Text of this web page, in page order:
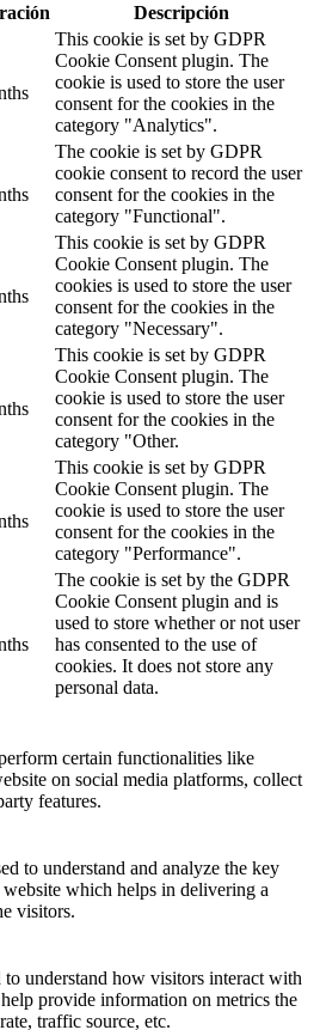
Descripción
This cookie is set by GDPR
Cookie Consent plugin. The
cookie is used to store the user
consent for the cookies in the
category "Analytics".
The cookie is set by GDPR
cookie consent to record the user
consent for the cookies in the
category "Functional".
This cookie is set by GDPR
Cookie Consent plugin. The
cookies is used to store the user
consent for the cookies in the
category "Necessary".
This cookie is set by GDPR
Cookie Consent plugin. The
cookie is used to store the user
consent for the cookies in the
category "Other.
This cookie is set by GDPR
Cookie Consent plugin. The
cookie is used to store the user
consent for the cookies in the
category "Performance".
The cookie is set by the GDPR
Cookie Consent plugin and is
used to store whether or not user
has consented to the use of
cookies. It does not store any
personal data.
certain functionalities like
on social media platforms, collect
features.
to understand and analyze the key
which helps in delivering a
visitors.
understand how visitors interact with
provide information on metrics the
traffic source, etc.